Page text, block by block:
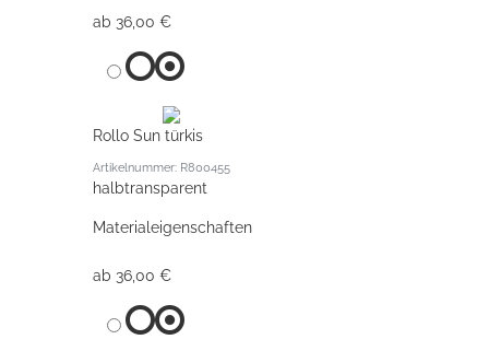
ab 36,00 €
Rollo Sun türkis
Artikelnummer: R800455
halbtransparent
Materialeigenschaften
ab 36,00 €